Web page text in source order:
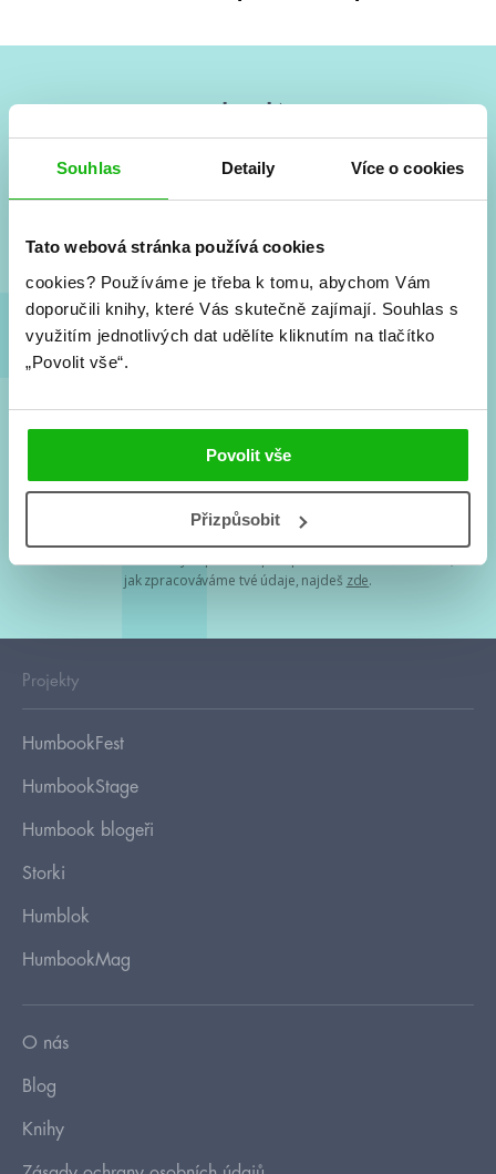
Souhlas Detaily Více o cookies
Tato webová stránka používá cookies
cookies? Používáme je třeba k tomu, abychom Vám
doporučili knihy, které Vás skutečně zajímají. Souhlas s
využitím jednotlivých dat udělíte kliknutím na tlačítko
„Povolit vše“.
Povolit vše
Přizpůsobit
Vše kolem #youngadult každý měsíc rovnou do mailu!
a seriálové adaptace a další.
Souhlasím spodmínkami zpracování osobních údajů
Tvá e-mailová adresa je u nás v bezpečí. Přečti si
jak zpracováváme tvé údaje, najdeš zde.
Projekty
HumbookFest
HumbookStage
Humbook blogeři
Storki
Humblok
HumbookMag
O nás
Blog
Knihy